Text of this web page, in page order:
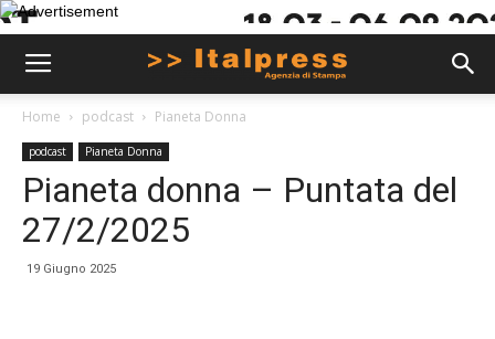
Home podcast Pianeta Donna
podcast Pianeta Donna
Pianeta donna – Puntata del
27/2/2025
19 Giugno 2025